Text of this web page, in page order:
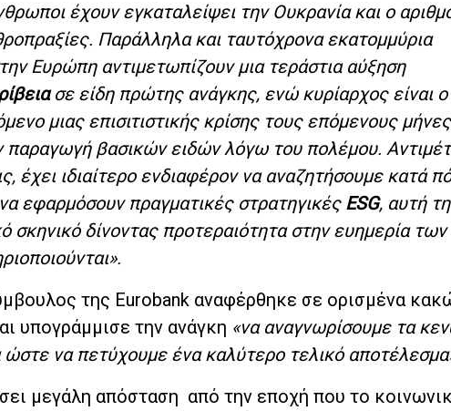
έχουν εγκαταλείψει την Ουκρανία και ο
Παράλληλα και ταυτόχρονα εκατομμύρια
Ευρώπη αντιμετωπίζουν μια τεράστια αύξηση
σε είδη πρώτης ανάγκης, ενώ κυρίαρχος είναι ο
μιας επισιτιστικής κρίσης τους επόμενους μήνες
παραγωγή βασικών ειδών λόγω του πολέμου.
έχει ιδιαίτερο ενδιαφέρον να αναζητήσουμε κατά
εφαρμόσουν πραγματικές στρατηγικές ESG, αυτή
σκηνικό δίνοντας προτεραιότητα στην ευημερία των
της Eurobank αναφέρθηκε σε ορισμένα
υπογράμμισε την ανάγκη «να αναγνωρίσουμε τα
ώστε να πετύχουμε ένα καλύτερο τελικό
μεγάλη απόσταση από την εποχή που το